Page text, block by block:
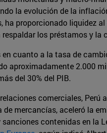
la evolución de la
ha proporcionado liquidez
los préstamos y la
cuanto a la tasa de
aproximadamente 2.000
del 30% del PIB.
comerciales,
mercancías, aceleró la
contenidas en la